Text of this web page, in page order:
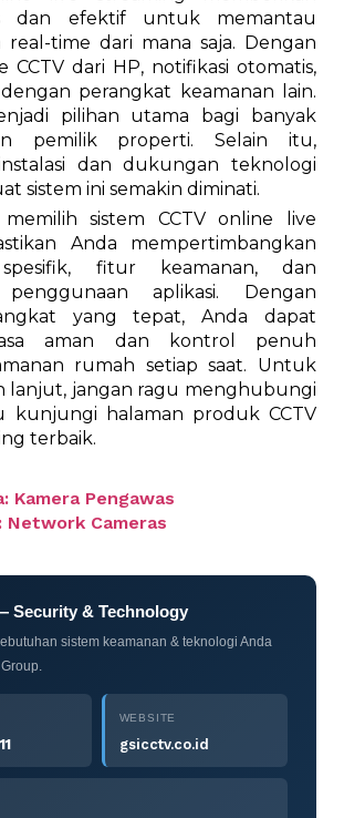
dan efektif untuk memantau
real-time dari mana saja. Dengan
CCTV dari HP, notifikasi otomatis,
perangkat keamanan lain.
pilihan utama bagi banyak
pemilik properti. Selain itu,
dan dukungan teknologi
sistem ini semakin diminati.
sistem CCTV online live
Anda mempertimbangkan
fitur keamanan, dan
penggunaan aplikasi. Dengan
yang tepat, Anda dapat
aman dan kontrol penuh
rumah setiap saat. Untuk
lanjut, jangan ragu menghubungi
kunjungi halaman produk CCTV
terbaik.
Kamera Pengawas
Network Cameras
Security & Technology
sistem keamanan & teknologi Anda
WEBSITE
gsicctv.co.id